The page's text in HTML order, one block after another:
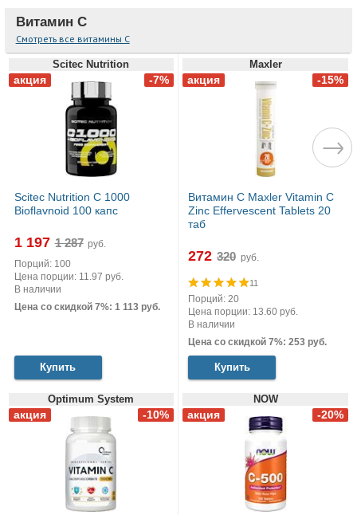
Витамин С
Смотреть все витамины С
Scitec Nutrition
Scitec Nutrition C 1000
Bioflavnoid 100 капс
1 197
руб.
Порций: 100
Цена порции: 11.97 руб.
В наличии
Цена со скидкой 7%: 1 113 руб.
Купить
Maxler
Витамин С Maxler Vitamin C
Zinc Effervescent Tablets 20
таб
272 руб.
11
Порций: 20
Цена порции: 13.60 руб.
В наличии
Цена со скидкой 7%: 253 руб.
Купить
Optimum System NOW